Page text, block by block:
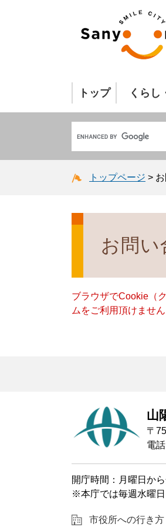
トップ くらし
トップページ >
お問い
ブラウザでCookie（
ムをご利用頂けません
山
〒
電
開庁時間：月曜日か
※本庁では毎週水曜日
市役所への行き方